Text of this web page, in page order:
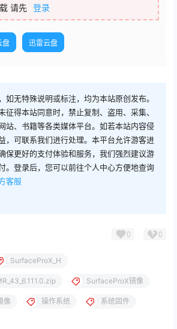
请先 登录
盘 迅雷云盘
如无特殊说明或标注，均为本站原创发布。
征得本站同意时，禁止复制、盗用、采集、
站、书籍等各类媒体平台。如若本站内容侵
，可联系我们进行处理。本平台允许游客进
保更好的支付体验和服务，我们强烈建议游
。登录后，您可以前往个人中心方便地查询
客服
0 0
SurfaceProX_H
SurfaceProX镜像
像 操作系统 系统固件